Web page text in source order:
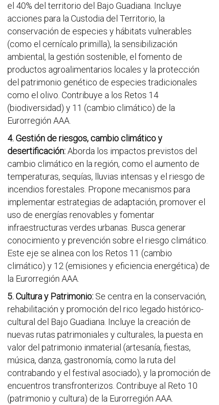
el 40% del territorio del Bajo Guadiana. Incluye
acciones para la Custodia del Territorio, la
conservación de especies y hábitats vulnerables
(como el cernícalo primilla), la sensibilización
ambiental, la gestión sostenible, el fomento de
productos agroalimentarios locales y la protección
del patrimonio genético de especies tradicionales
como el olivo. Contribuye a los Retos 14
(biodiversidad) y 11 (cambio climático) de la
Eurorregión AAA.
4. Gestión de riesgos, cambio climático y
desertificación:Aborda los impactos previstos del
cambio climático en la región, como el aumento de
temperaturas, sequías, lluvias intensas y el riesgo de
incendios forestales. Propone mecanismos para
implementar estrategias de adaptación, promover el
uso de energías renovables y fomentar
infraestructuras verdes urbanas. Busca generar
conocimiento y prevención sobre el riesgo climático.
Este eje se alinea con los Retos 11 (cambio
climático) y 12 (emisiones y eficiencia energética) de
la Eurorregión AAA.
5. Cultura y Patrimonio: Se centra en la conservación,
rehabilitación y promoción del rico legado histórico-
cultural del Bajo Guadiana. Incluye la creación de
nuevas rutas patrimoniales y culturales, la puesta en
valor del patrimonio inmaterial (artesanía, fiestas,
música, danza, gastronomía, como la ruta del
contrabando y el festival asociado), y la promoción de
encuentros transfronterizos. Contribuye al Reto 10
(patrimonio y cultura) de la Eurorregión AAA.